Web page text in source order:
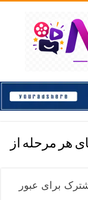
هر مرحله از
برای عبور